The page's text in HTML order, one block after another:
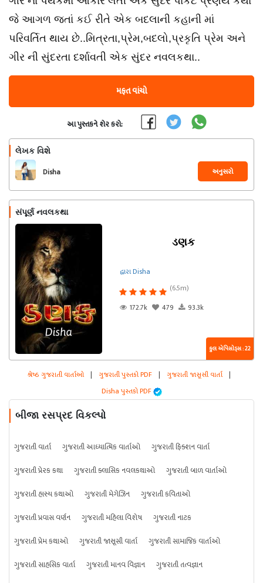
જે આગળ જતાં કઈ રીતે એક બદલાની કહાની માં
પરિવર્તિત થાય છે..મિત્રતા,પ્રેમ,બદલો,પ્રકૃતિ પ્રેમ અને
ગીર ની સુંદરતા દર્શાવતી એક સુંદર નવલકથા..
મફત વાંચો
આ પુસ્તકને શેર કરો:
લેખક વિશે
Disha અનુસરો
સંપૂર્ણ નવલકથા
ડણક
દ્વારા Disha
(6.5m)
172.7k
479 93.3k
કુલ એપિસોડ્સ : 22
શ્રેષ્ઠ ગુજરાતી વાર્તાઓ | ગુજરાતી પુસ્તકો PDF | ગુજરાતી જાસૂસી વાર્તા |
Disha પુસ્તકો PDF
બીજા રસપ્રદ વિકલ્પો
ગુજરાતી વાર્તા ગુજરાતી આધ્યાત્મિક વાર્તાઓ
ગુજરાતી ફિક્શન વાર્તા
ગુજરાતી પ્રેરક કથા
ગુજરાતી ક્લાસિક નવલકથાઓ
ગુજરાતી બાળ વાર્તાઓ
ગુજરાતી હાસ્ય કથાઓ
ગુજરાતી મેગેઝિન
ગુજરાતી કવિતાઓ
ગુજરાતી પ્રવાસ વર્ણન
ગુજરાતી મહિલા વિશેષ
ગુજરાતી નાટક
ગુજરાતી પ્રેમ કથાઓ
ગુજરાતી જાસૂસી વાર્તા
ગુજરાતી સામાજિક વાર્તાઓ
ગુજરાતી સાહસિક વાર્તા
ગુજરાતી માનવ વિજ્ઞાન
ગુજરાતી તત્વજ્ઞાન